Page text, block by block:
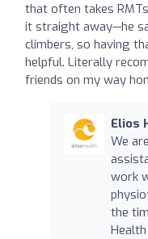
that often takes
it straight away—he
climbers, so having
helpful. Literally
friends on my way
Elios
We
work
the